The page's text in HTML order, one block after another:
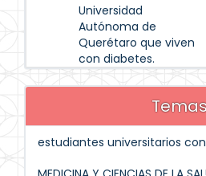
Universidad
Autónoma de
Querétaro que viven
con diabetes.
estudiantes universitarios con